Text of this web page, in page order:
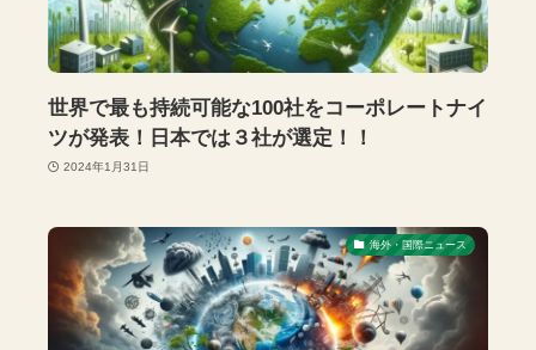
世界で最も持続可能な100社をコーポレートナイ
ツが発表！日本では３社が選定！！
2024年1月31日
海外・国際ニュース